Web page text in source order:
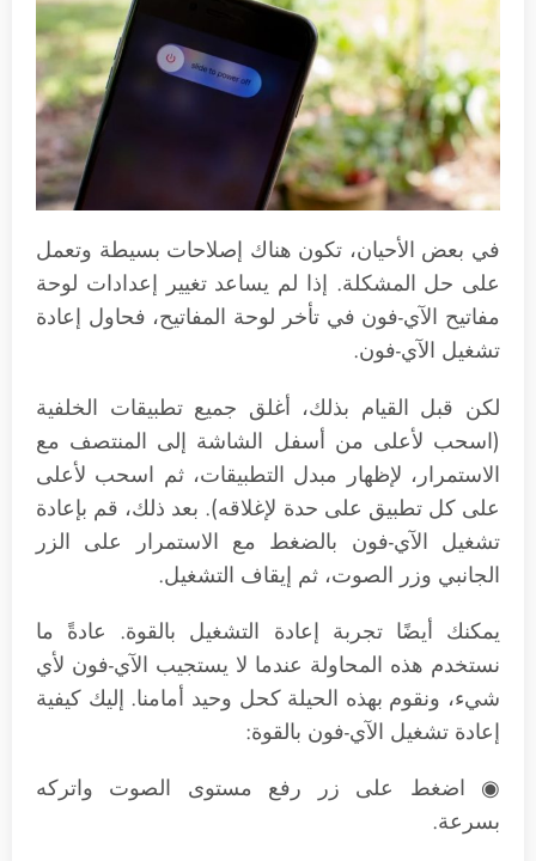
في بعض الأحيان، تكون هناك إصلاحات بسيطة وتعمل
على حل المشكلة. إذا لم يساعد تغيير إعدادات لوحة
مفاتيح الآي-فون في تأخر لوحة المفاتيح، فحاول إعادة
تشغيل الآي-فون.
لكن قبل القيام بذلك، أغلق جميع تطبيقات الخلفية
(اسحب لأعلى من أسفل الشاشة إلى المنتصف مع
الاستمرار، لإظهار مبدل التطبيقات، ثم اسحب لأعلى
على كل تطبيق على حدة لإغلاقه). بعد ذلك، قم بإعادة
تشغيل الآي-فون بالضغط مع الاستمرار على الزر
الجانبي وزر الصوت، ثم إيقاف التشغيل.
يمكنك أيضًا تجربة إعادة التشغيل بالقوة. عادةً ما
نستخدم هذه المحاولة عندما لا يستجيب الآي-فون لأي
شيء، ونقوم بهذه الحيلة كحل وحيد أمامنا. إليك كيفية
إعادة تشغيل الآي-فون بالقوة:
◉ اضغط على زر رفع مستوى الصوت واتركه
بسرعة.